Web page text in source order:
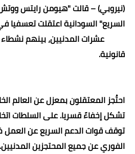
(نيروبي) – قالت "هيومن رايتس
السريع" السودانية اعتقلت تعسفيا
2020 عشرات المدنيين، بينهم
قانونية.
احتُجز المعتقلون بمعزل عن العالم
تشكل إخفاءً قسريا. على السلطات
توقف قوات الدعم السريع عن العمل
الفوري عن جميع المحتجزين المدنيين.